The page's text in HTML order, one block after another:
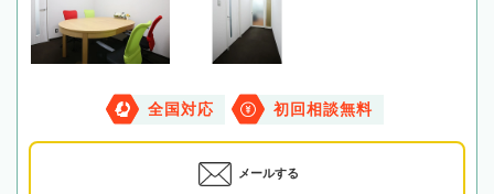
全国対応 初回相談無料
メールする